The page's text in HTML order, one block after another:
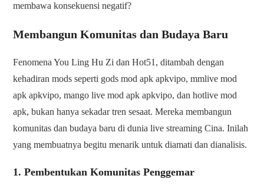
membawa konsekuensi negatif?
Membangun Komunitas dan Budaya Baru
Fenomena You Ling Hu Zi dan Hot51, ditambah dengan
kehadiran mods seperti gods mod apk apkvipo, mmlive mod
apk apkvipo, mango live mod apk apkvipo, dan hotlive mod
apk, bukan hanya sekadar tren sesaat. Mereka membangun
komunitas dan budaya baru di dunia live streaming Cina. Inilah
yang membuatnya begitu menarik untuk diamati dan dianalisis.
1. Pembentukan Komunitas Penggemar